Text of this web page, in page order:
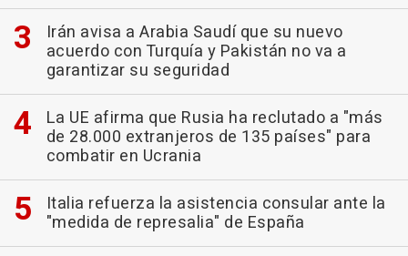
Irán avisa a Arabia Saudí que su nuevo
acuerdo con Turquía y Pakistán no va a
garantizar su seguridad
La UE afirma que Rusia ha reclutado a "más
de 28.000 extranjeros de 135 países" para
combatir en Ucrania
Italia refuerza la asistencia consular ante la
"medida de represalia" de España